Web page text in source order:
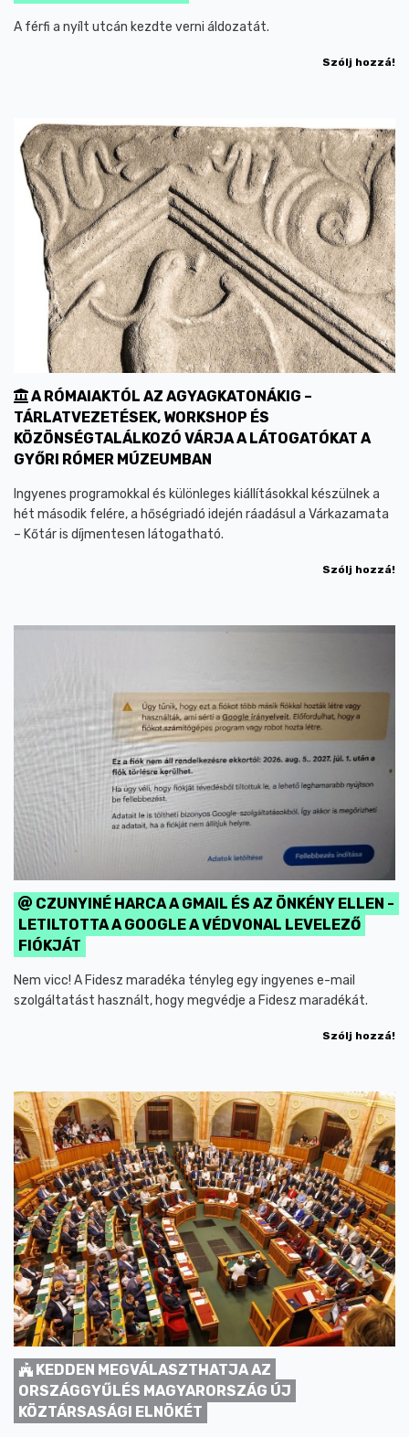
A férfi a nyílt utcán kezdte verni áldozatát.
Szólj hozzá!
A RÓMAIAKTÓL AZ AGYAGKATONÁKIG –
TÁRLATVEZETÉSEK, WORKSHOP ÉS
KÖZÖNSÉGTALÁLKOZÓ VÁRJA A LÁTOGATÓKAT A
GYŐRI RÓMER MÚZEUMBAN
Ingyenes programokkal és különleges kiállításokkal készülnek a
hét második felére, a hőségriadó idején ráadásul a Várkazamata
– Kőtár is díjmentesen látogatható.
Szólj hozzá!
CZUNYINÉ HARCA A GMAIL ÉS AZ ÖNKÉNY ELLEN -
LETILTOTTA A GOOGLE A VÉDVONAL LEVELEZŐ
FIÓKJÁT
Nem vicc! A Fidesz maradéka tényleg egy ingyenes e-mail
szolgáltatást használt, hogy megvédje a Fidesz maradékát.
Szólj hozzá!
KEDDEN MEGVÁLASZTHATJA AZ
ORSZÁGGYŰLÉS MAGYARORSZÁG ÚJ
KÖZTÁRSASÁGI ELNÖKÉT